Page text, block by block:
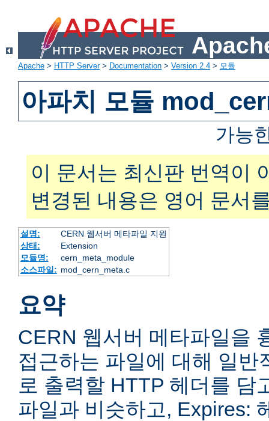
Apache > HTTP Server> Documentation > Version 2.4 > 모듈
아파치 모듈
가능
이 문서는 최신판 번역이
변경된 내용은 영어 문서
설명:
CERN 웹서버 메타파일 지원
상태:
Extension
모듈명:
cern_meta_module
소스파일: mod_cern_meta.c
요약
CERN 웹서버 메타파일을
접근하는 파일에 대해 일반
로 출력할 HTTP 헤더를 담
파일과 비슷하고, Expires: